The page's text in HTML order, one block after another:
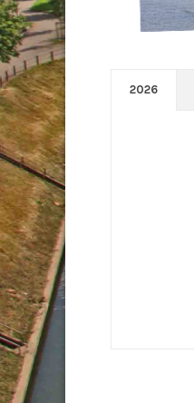
2026